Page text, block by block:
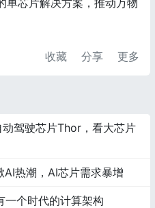
收藏 分享 更多
驾驶芯片Thor，看大芯片
热潮，AI芯片需求暴增
个时代的计算架构